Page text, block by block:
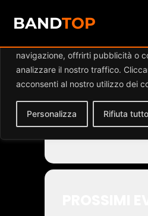
Diamo valore alla tua
navigazione, offrirti pubblicità o
analizzare il nostro traffico.
acconsenti al nostro utilizzo dei
Personalizza Rifiuta tutto
BANDTOP
Events